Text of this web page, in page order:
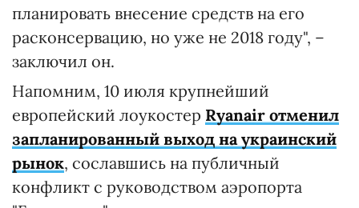
планировать внесение средств на его
расконсервацию, но уже не 2018 году", –
заключил он.
Напомним, 10 июля крупнейший
европейский лоукостер Ryanair отменил
запланированный выход на украинский
рынок, сославшись на публичный
конфликт с руководством аэропорта